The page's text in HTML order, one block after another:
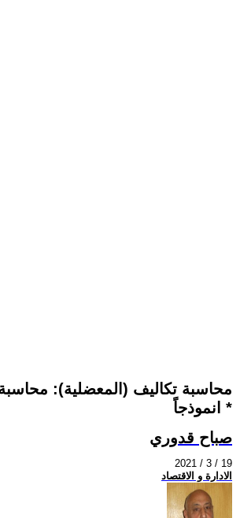
محاسبة تكاليف (المعضلية): محاسبة
انموذجاً *
صباح قدوري
2021 / 3 / 19
الادارة و الاقتصاد